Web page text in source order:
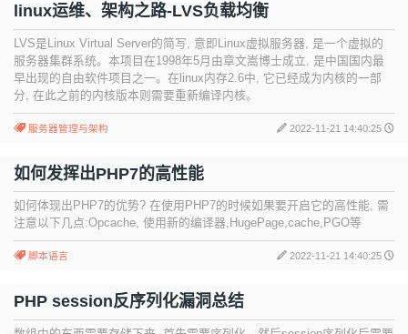
linux运维、架构之路-LVS负载均衡
LVS是Linux Virtual Server的简写, 意即Linux虚拟服务器, 是一个虚拟的
服务器集群系统。本项目在1998年5月由章文嵩博士成立, 是中国国内最
早出现的自由软件项目之一。在linux内存2.6中, 它已经成为内核的一部
分, 在此之前的内核版本则需要重新编译内核。
服务器管理与架构 2022-11-21 14:40:25
如何发挥出PHP7的高性能
如何体现出PHP7的优势? 在使用PHP7的时候如果要开启它的高性能, 需
注意以下几点:Opcache, 使用新的编译器,HugePage,cache,PGO等
脚本语言 2022-11-21 14:40:25
PHP session反序列化漏洞总结